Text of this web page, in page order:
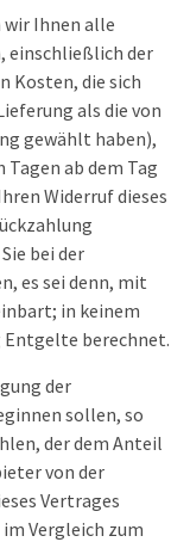
wir Ihnen alle
einschließlich der
Kosten, die sich
als die von
gewählt haben),
ab dem Tag
Widerruf dieses
bei der
es sei denn, mit
in keinem
Entgelte berechnet.
der
sollen, so
der dem Anteil
von der
Vertrages
Vergleich zum